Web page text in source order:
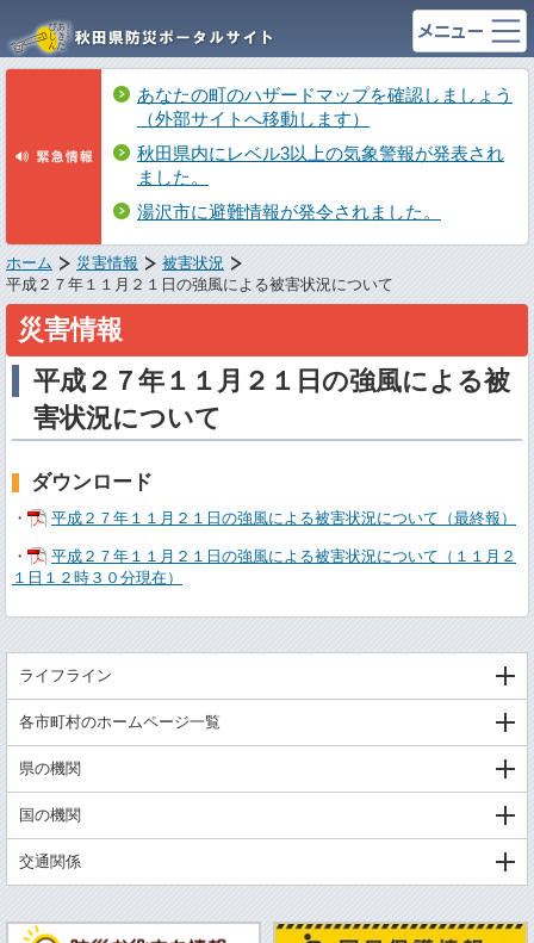
あなたの町のハザードマップを確認しましょう
（外部サイトへ移動します）
秋田県内にレベル3以上の気象警報が発表され
ました。
湯沢市に避難情報が発令されました。
ホーム 災害情報
被害状況
平成２７年１１月２１日の強風による被害状況について
災害情報
平成２７年１１月２１日の強風による被
害状況について
ダウンロード
・ 平成２７年１１月２１日の強風による被害状況について（最終報）
・
平成２７年１１月２１日の強風による被害状況について（１１月２
１日１２時３０分現在）
ライフライン
各市町村のホームページ一覧
県の機関
国の機関
交通関係